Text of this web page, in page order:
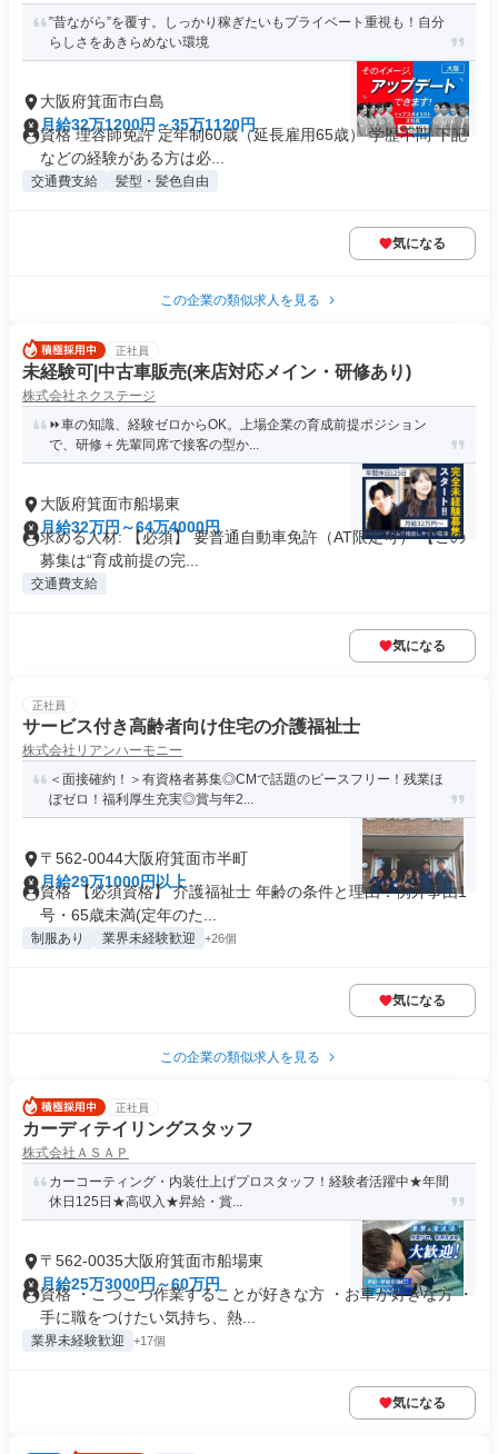
”昔ながら”を覆す。しっかり稼ぎたいもプライベート重視も！自分
らしさをあきらめない環境
大阪府箕面市白島
月給32万1200円～35万1120円
資格 理容師免許 定年制60歳（延長雇用65歳） 学歴不問 下記
などの経験がある方は必...
交通費支給 髪型・髪色自由
気になる
この企業の類似求人を見る
正社員
未経験可|中古車販売(来店対応メイン・研修あり)
株式会社ネクステージ
⏩️車の知識、経験ゼロからOK。上場企業の育成前提ポジション
で、研修＋先輩同席で接客の型か...
大阪府箕面市船場東
月給32万円～64万4000円
求める人材: 【必須】 要普通自動車免許（AT限定可） 【この
募集は“育成前提の完...
交通費支給
気になる
正社員
サービス付き高齢者向け住宅の介護福祉士
株式会社リアンハーモニー
＜面接確約！＞有資格者募集◎CMで話題のピースフリー！残業ほ
ぼゼロ！福利厚生充実◎賞与年2...
〒562-0044大阪府箕面市半町
月給29万1000円以上
資格 【必須資格】 介護福祉士 年齢の条件と理由：例外事由1
号・65歳未満(定年のた...
制服あり 業界未経験歓迎 +26個
気になる
この企業の類似求人を見る
正社員
カーディテイリングスタッフ
株式会社ＡＳＡＰ
カーコーティング・内装仕上げプロスタッフ！経験者活躍中★年間
休日125日★高収入★昇給・賞...
〒562-0035大阪府箕面市船場東
月給25万3000円～60万円
資格 ・こつこつ作業することが好きな方 ・お車が好きな方 ・
手に職をつけたい気持ち、熱...
業界未経験歓迎 +17個
気になる